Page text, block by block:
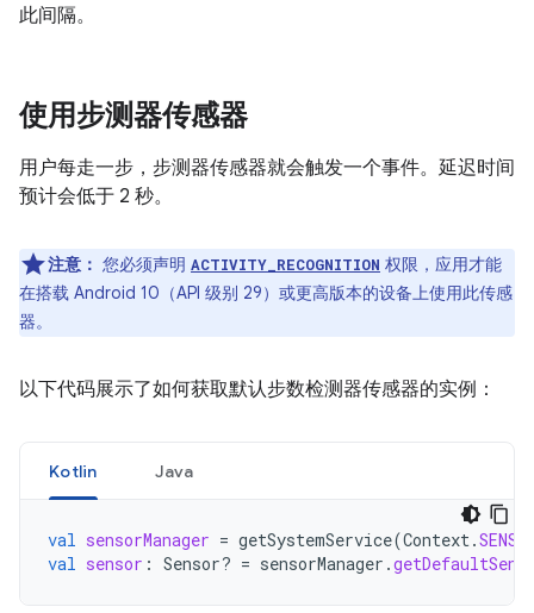
此间隔。
使用步测器传感器
用户每走一步，步测器传感器就会触发一个事件。延迟时间
预计会低于 2 秒。
注意： 您必须声明 ACTIVITY_RECOGNITION 权限，应用才能
在搭载 Android 10（API 级别 29）或更高版本的设备上使用此传感
器。
以下代码展示了如何获取默认步数检测器传感器的实例：
Kotlin Java
val sensorManager = getSystemService(Context .
val sensor : Sensor? = sensorManager .